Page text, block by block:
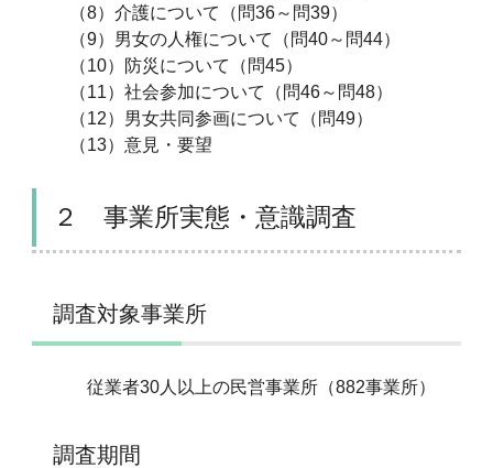
（8）介護について（問36～問39）
（9）男女の人権について（問40～問44）
（10）防災について（問45）
（11）社会参加について（問46～問48）
（12）男女共同参画について（問49）
（13）意見・要望
２ 事業所実態・意識調査
調査対象事業所
従業者30人以上の民営事業所（882事業所）
調査期間